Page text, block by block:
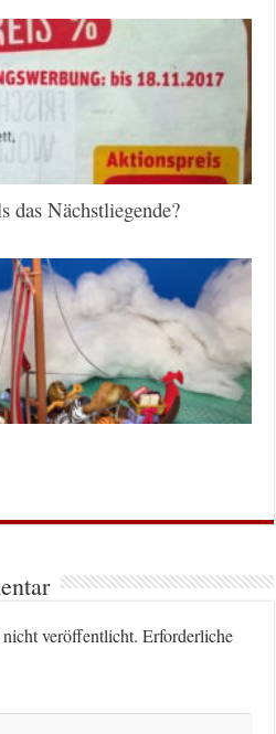
das Nächstliegende?
veröffentlicht. Erforderliche